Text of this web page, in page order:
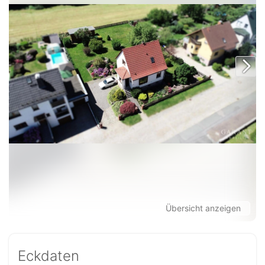
Übersicht anzeigen
Eckdaten